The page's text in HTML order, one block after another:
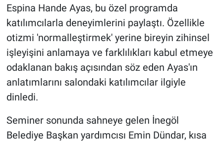
Espina Hande Ayas, bu özel programda
katılımcılarla deneyimlerini paylaştı. Özellikle
otizmi 'normalleştirmek' yerine bireyin zihinsel
işleyişini anlamaya ve farklılıkları kabul etmeye
odaklanan bakış açısından söz eden Ayas'ın
anlatımlarını salondaki katılımcılar ilgiyle
dinledi.
Seminer sonunda sahneye gelen İnegöl
Belediye Başkan yardımcısı Emin Dündar, kısa